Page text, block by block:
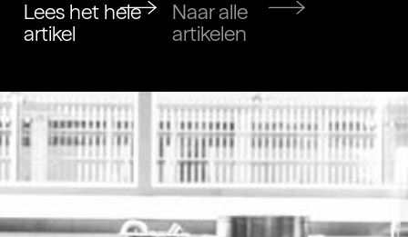
Lees het hele
artikel
Naar alle
artikelen